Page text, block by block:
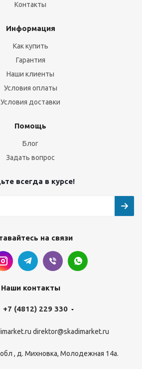
Контакты
Информация
Как купить
Гарантия
Наши клиенты
Условия оплаты
Условия доставки
Помощь
Блог
Задать вопрос
всегда в курсе!
на связи
Наши контакты
+7 (4812) 229 330
direktor@skadimarket.ru
, д. Михновка, Молодежная 14а.